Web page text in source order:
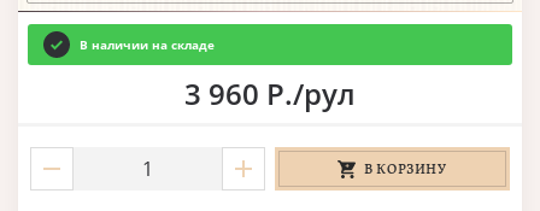
В наличии на складе
3 960 Р./рул
В КОРЗИНУ